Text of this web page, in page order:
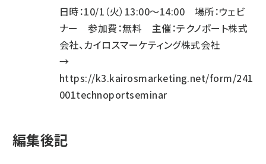
日時：10/1（火）13:00～14:00 場所：ウェビ
ナー 参加費：無料 主催：テクノポート株式
会社、カイロスマーケティング株式会社
→
https://k3.kairosmarketing.net/form/241
001technoportseminar
編集後記